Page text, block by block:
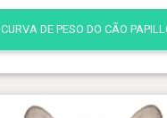
CURVA DE PESO DO CÃO